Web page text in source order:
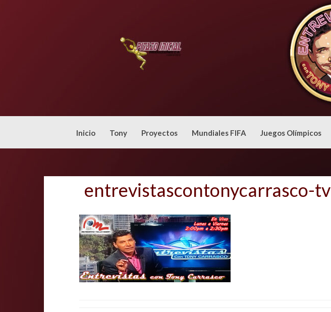
Inicio Tony Proyectos Mundiales FIFA Juegos Olímpicos
entrevistascontonycarrasco-tv